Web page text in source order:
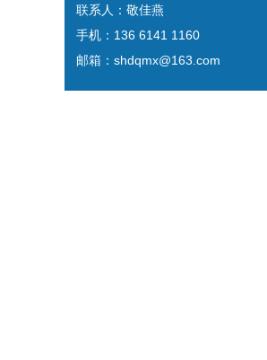
联系人：敬佳燕
手机：136 6141 1160
邮箱：shdqmx@163.com